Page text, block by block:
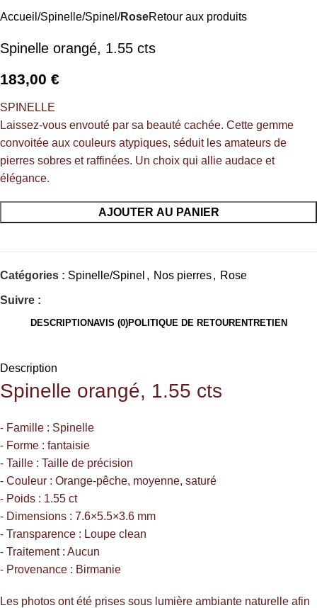
Accueil Spinelle/Spinel RoseRetour aux produits
Spinelle orangé, 1.55 cts
183,00 €
SPINELLE
Laissez-vous envouté par sa beauté cachée. Cette gemme
convoitée aux couleurs atypiques, séduit les amateurs de
pierres sobres et raffinées. Un choix qui allie audace et
élégance.
AJOUTER AU PANIER
Catégories : Spinelle/Spinel , Nos pierres, Rose
Suivre :
DESCRIPTIONAVIS (0)POLITIQUE DE RETOURENTRETIEN
Description
Spinelle orangé, 1.55 cts
⁃ Famille : Spinelle
⁃ Forme : fantaisie
⁃ Taille : Taille de précision
⁃ Couleur : Orange-pêche, moyenne, saturé
⁃ Poids : 1.55 ct
⁃ Dimensions : 7.6×5.5×3.6 mm
⁃ Transparence : Loupe clean
⁃ Traitement : Aucun
⁃ Provenance : Birmanie
Les photos ont été prises sous lumière ambiante naturelle afin